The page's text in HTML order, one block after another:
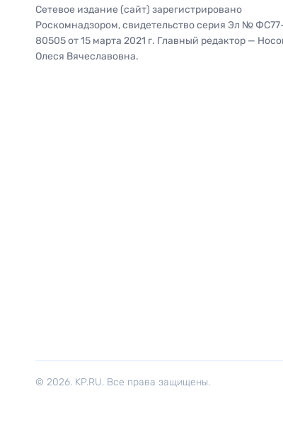
Сетевое издание (сайт) зарегистрировано
Роскомнадзором, свидетельство серия Эл №
80505 от 15 марта 2021 г. Главный редактор —
Олеся Вячеславовна.
© 2026. KP.RU. Все права защищены.